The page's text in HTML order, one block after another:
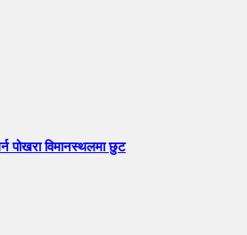
पोखरा विमानस्थलमा छुट